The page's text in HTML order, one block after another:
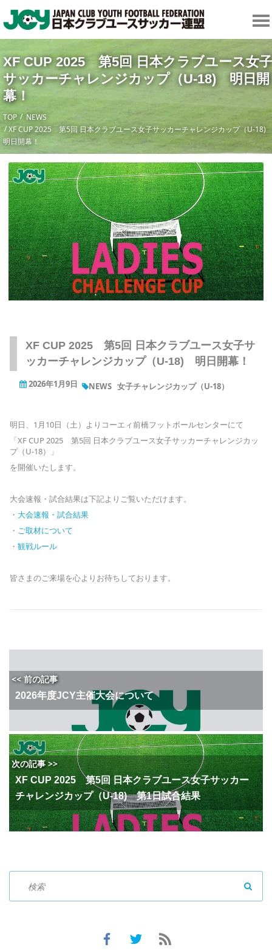
XF CUP 2025 第5回 日本クラブユース女子
サッカーチャレンジカップ（U-18) 明日開
幕！
TOP
NEWS
XF CUP 2025 第5回 日本クラブユース女子サッカーチャレンジカップ（U-
明日開幕！
XF CUP 2025 第5回 日本クラブユース女子サ
ッカーチャレンジカップ（U-18) 明日開幕！
2026年1月9日 NEWS 女子チャレンジカップ（U-18）
明日、1月10日（土）よりコーエィ前橋フットボールセンターにて
「XF CUP 2025 第5回 日本クラブユース女子サッカーチャレンジカッ
プ（U-18）」
を開催いたします。
大会速報・試合結果は下記よりご覧いただけます。
・ 大会速報・試合結果
・ ご取材について
・ 観戦ルール
皆さまのご来場を心よりお待ちしております。
<< 前の記事
2026年度JCY主催大会について
次の記事 >>
XF CUP 2025 第5回 日本クラブユース女子サッカー
チャレンジカップ（U-18) 第1日試合結果